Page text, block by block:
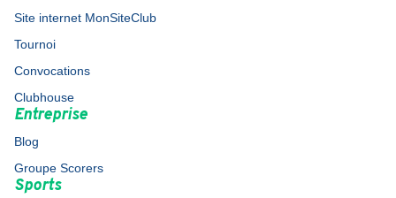
Site internet MonSiteClub
Tournoi
Convocations
Clubhouse
Entreprise
Blog
Groupe Scorers
Sports